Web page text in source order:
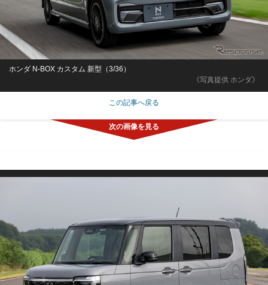
《写真提供 ホンダ》
ホンダ N-BOX カスタム 新型（3/36）
この記事へ戻る